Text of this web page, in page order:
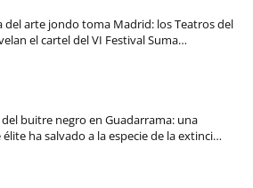
del arte jondo toma Madrid: los Teatros del
el cartel del VI Festival Suma…
del buitre negro en Guadarrama: una
ha salvado a la especie de la extinci…